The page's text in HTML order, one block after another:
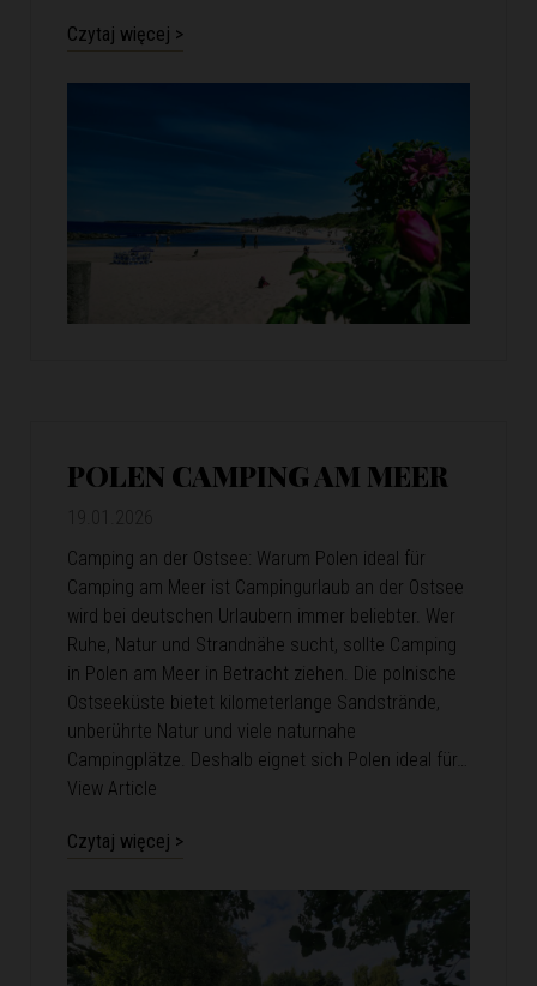
Czytaj więcej >
POLEN CAMPING AM MEER
Camping an der Ostsee: Warum Polen ideal für
Camping am Meer ist Campingurlaub an der Ostsee
wird bei deutschen Urlaubern immer beliebter. Wer
Ruhe, Natur und Strandnähe sucht, sollte Camping
in Polen am Meer in Betracht ziehen. Die polnische
Ostseeküste bietet kilometerlange Sandstrände,
unberührte Natur und viele naturnahe
Campingplätze. Deshalb eignet sich Polen ideal für…
View Article
Czytaj więcej >